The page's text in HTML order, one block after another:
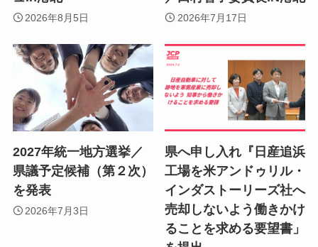
2026年8月5日 2026年7月17日
2027年統一地方選挙／
県議予定候補（第２次）
を発表
2026年7月3日
県へ申し入れ『日産追浜
工場を米アンドゥリル・
インダストーリーズ社へ
売却しないよう働きかけ
ることを求める要望書」